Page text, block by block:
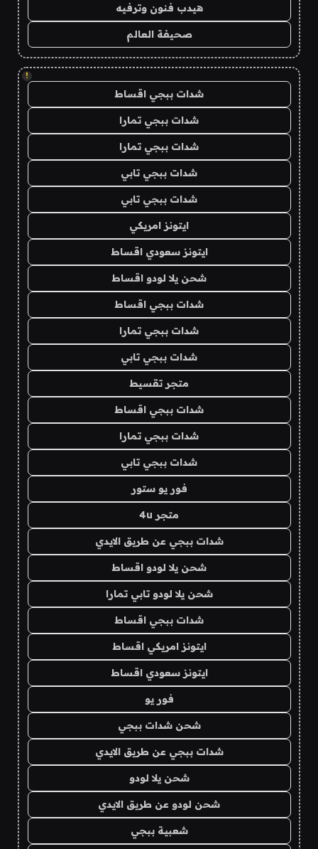
هيدب فنون وترفيه
صحيفة العالم
!
شدات ببجي اقساط
شدات ببجي تمارا
شدات ببجي تمارا
شدات ببجي تابي
شدات ببجي تابي
ايتونز امريكي
ايتونز سعودي اقساط
شحن يلا لودو اقساط
شدات ببجي اقساط
شدات ببجي تمارا
شدات ببجي تابي
متجر تقسيط
شدات ببجي اقساط
شدات ببجي تمارا
شدات ببجي تابي
فور يو ستور
متجر 4u
شدات ببجي عن طريق الايدي
شحن يلا لودو اقساط
شحن يلا لودو تابي تمارا
شدات ببجي اقساط
ايتونز امريكي اقساط
ايتونز سعودي اقساط
فور يو
شحن شدات ببجي
شدات ببجي عن طريق الايدي
شحن يلا لودو
شحن لودو عن طريق الايدي
شعبية ببجي